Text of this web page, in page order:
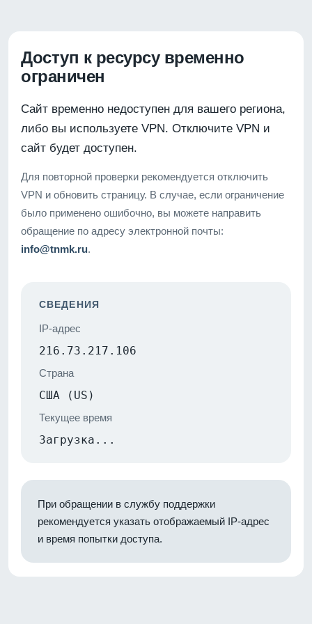
Доступ к ресурсу временно
ограничен
Сайт временно недоступен для вашего региона,
либо вы используете VPN. Отключите VPN и
сайт будет доступен.
Для повторной проверки рекомендуется отключить
VPN и обновить страницу. В случае, если ограничение
было применено ошибочно, вы можете направить
обращение по адресу электронной почты:
info@tnmk.ru.
СВЕДЕНИЯ
IP-адрес
216.73.217.106
Страна
США (US)
Текущее время
Загрузка...
При обращении в службу поддержки
рекомендуется указать отображаемый IP-адрес
и время попытки доступа.